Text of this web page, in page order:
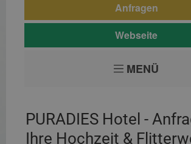
Anfragen
Webseite
MENÜ
PURADIES Hotel -
Ihre Hochzeit &